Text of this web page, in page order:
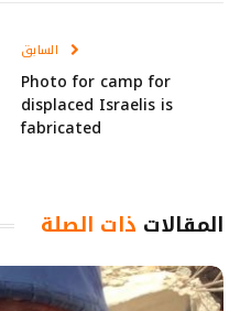
السابق
Photo for camp for
displaced Israelis is
fabricated
المقالات ذات الصلة